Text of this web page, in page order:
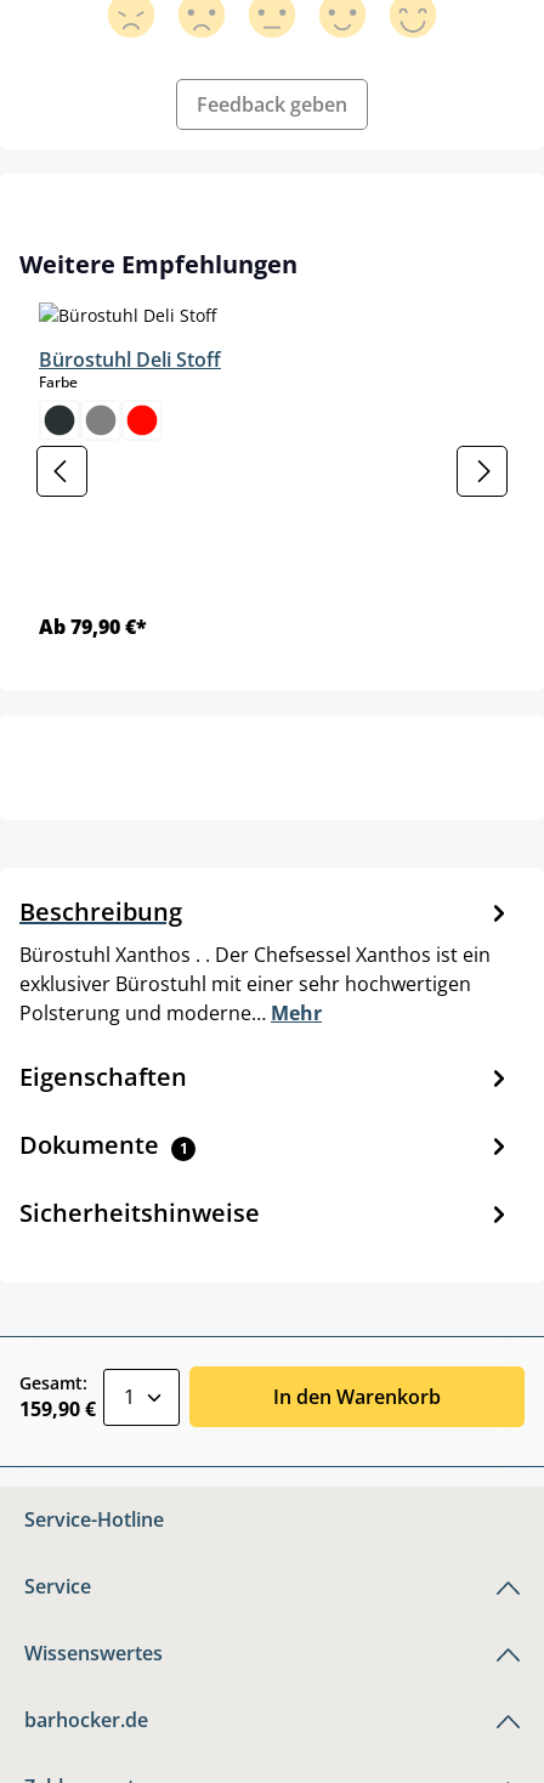
Feedback geben
Produktgalerie überspringen
Weitere Empfehlungen
Bürostuhl Deli Stoff
Farbeauswählen
Ab 79,90 €*
Beschreibung
Bürostuhl Xanthos . . Der Chefsessel Xanthos ist ein
exklusiver Bürostuhl mit einer sehr hochwertigen
Polsterung und moderne… Mehr
Eigenschaften
Dokumente 1
Sicherheitshinweise
Gesamt:
159,90 € In den Warenkorb
Service-Hotline
Service
Wissenswertes
barhocker.de